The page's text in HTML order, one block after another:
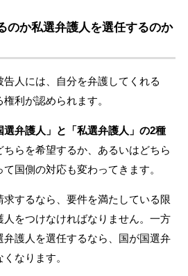
のか私選弁護人を選任するのか
人には、自分を弁護してくれる
権利が認められます。
選弁護人」と「私選弁護人」の2種
らを希望するか、あるいはどちら
国側の対応も変わってきます。
するなら、要件を満たしている限
人をつけなければなりません。一方
弁護人を選任するなら、国が国選弁
なります。